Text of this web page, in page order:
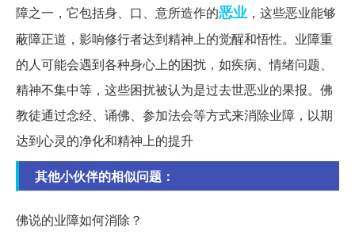
障之一，它包括身、口、意所造作的恶业 ，这些恶业能够
蔽障正道，影响修行者达到精神上的觉醒和悟性。业障重
的人可能会遇到各种身心上的困扰，如疾病、情绪问题、
精神不集中等，这些困扰被认为是过去世恶业的果报。佛
教徒通过念经、诵佛、参加法会等方式来消除业障，以期
达到心灵的净化和精神上的提升
其他小伙伴的相似问题：
佛说的业障如何消除？